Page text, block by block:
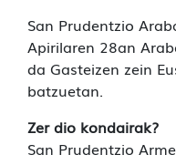
San Prudentzio
Apirilaren 28an
da Gasteizen zein
batzuetan.
Zer dio kondairak?
San Prudentzio